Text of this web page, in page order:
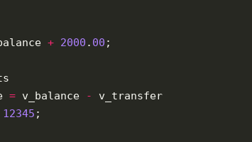
+ 2000 . 00
= v_balance -
v_transfer
12345